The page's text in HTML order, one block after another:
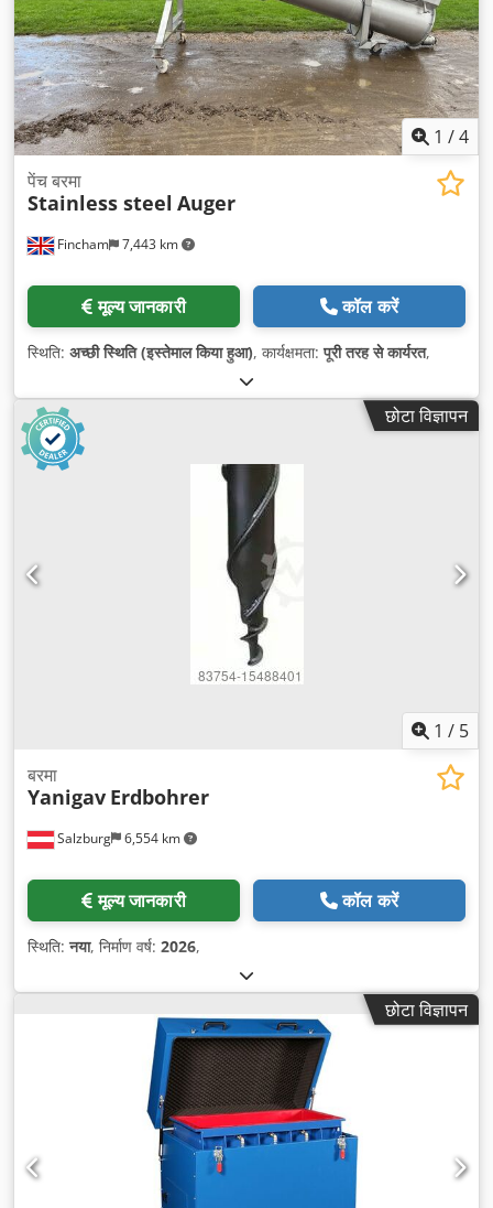
1 /4
Fincham 7,443 km
पेंच बरमा
Stainless steel Auger
मूल्य जानकारी कॉल करें
स्थिति: अच्छी स्थिति (इस्तेमाल किया हुआ), कार्यक्षमता:पूरी तरह से कार्यरत,
छोटा विज्ञापन
1 / 5
Salzburg 6,554 km
बरमा
Yanigav Erdbohrer
मूल्य जानकारी कॉल करें
स्थिति:नया, निर्माण वर्ष: 2026,
छोटा विज्ञापन